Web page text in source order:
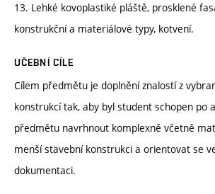
13. Lehké kovoplastiké pláště, prosklené
konstrukční a materiálové typy, kotvení.
UČEBNÍ CÍLE
Cílem předmětu je doplnění znalostí z
konstrukcí tak, aby byl student schopen po
předmětu navrhnout komplexně včetně
menší stavební konstrukci a orientovat se
dokumentaci.